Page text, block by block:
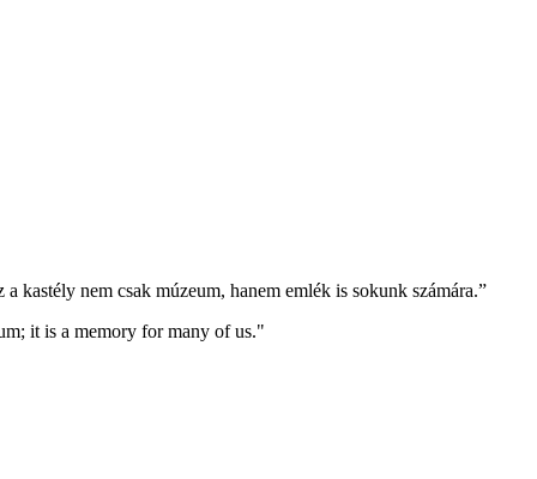
kastély nem csak múzeum, hanem emlék is sokunk számára.”
it is a memory for many of us."